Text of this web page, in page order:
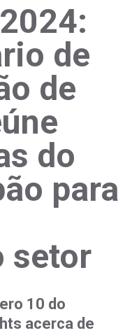
de
de
do
para
setor
10 do
acerca de